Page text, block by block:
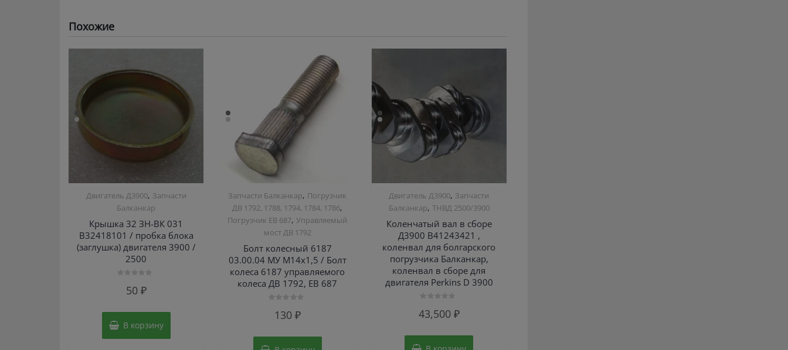
Похожие
Двигатель Д3900, Запчасти
Балканкар
Крышка 32 ЗН-ВК 031
В32418101 / пробка блока
(заглушка) двигателя 3900 /
2500
50 ₽
В корзину
Запчасти Балканкар, Погрузчик
ДВ 1792, 1788, 1794, 1784, 1786,
Погрузчик ЕВ 687,Управляемый
мост ДВ 1792
Болт колесный 6187
03.00.04 МУ М14х1,5 / Болт
колеса 6187 управляемого
колеса ДВ 1792, ЕВ 687
130 ₽
Двигатель Д3900, Запчасти
Балканкар, ТНВД 2500/3900
Коленчатый вал в сборе
Д3900 B41243421 ,
коленвал для болгарского
погрузчика Балканкар,
коленвал в сборе для
двигателя Perkins D 3900
0
43,500 ₽